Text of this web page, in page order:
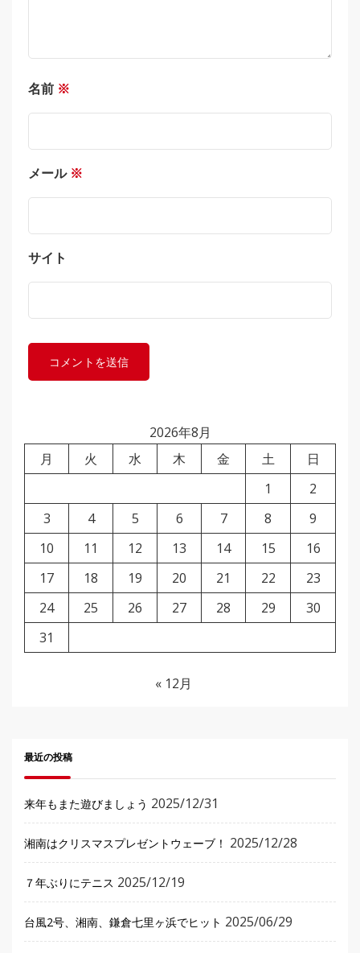
名前 ※
メール ※
サイト
2026年8月
月
火 水 木 金 土
日
1
2
3
4 5 6 7 8
9
10
11 12 13 14 15
16
17
18 19 20 21 22
23
24
25 26 27 28 29
30
31
« 12月
最近の投稿
来年もまた遊びましょう 2025/12/31
湘南はクリスマスプレゼントウェーブ！ 2025/12/28
７年ぶりにテニス 2025/12/19
台風2号、湘南、鎌倉七里ヶ浜でヒット 2025/06/29